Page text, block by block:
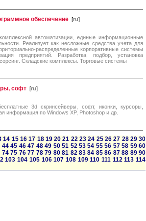
обеспечение [ru]
автоматизации, единые информационные
Реализует как несложные средства учета для
распределенные корпоративные системы
предприятий. Разработка, подбор, установка
Складские комплексы. Торговые системы
софт [ru]
3d скринсейверы, софт, иконки, курсоры,
информация по Windows XP, Photoshop и др.
14 15 16 17 18 19 20 21 22 23 24 25 26 27 28 29 30
44 45 46 47 48 49 50 51 52 53 54 55 56 57 58 59 60
74 75 76 77 78 79 80 81 82 83 84 85 86 87 88 89 90
103 104 105 106 107 108 109 110 111 112 113 114